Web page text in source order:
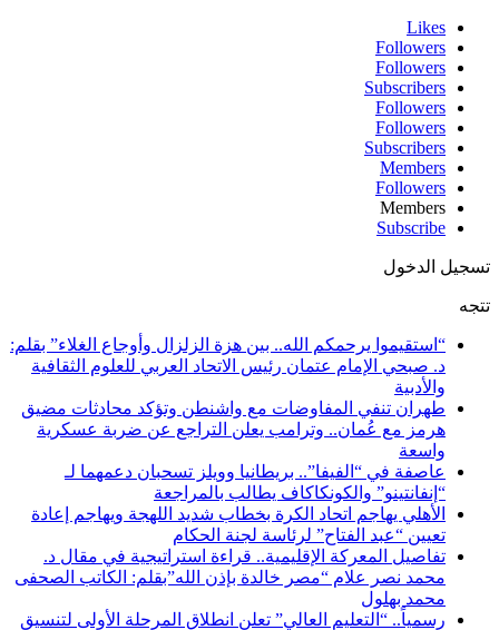
Likes
Followers
Followers
Subscribers
Followers
Followers
Subscribers
Members
Followers
Members
Subscribe
تسجيل الدخول
تتجه
“استقيموا يرحمكم الله.. بين هزة الزلزال وأوجاع الغلاء” بقلم:
د. صبحي الإمام عتمان رئيس الاتحاد العربي للعلوم الثقافية
والأدبية
طهران تنفي المفاوضات مع واشنطن وتؤكد محادثات مضيق
هرمز مع عُمان.. وترامب يعلن التراجع عن ضربة عسكرية
واسعة
عاصفة في “الفيفا”.. بريطانيا وويلز تسحبان دعمهما لـ
“إنفانتينو” والكونكاكاف يطالب بالمراجعة
الأهلي يهاجم اتحاد الكرة بخطاب شديد اللهجة ويهاجم إعادة
تعيين “عبد الفتاح” لرئاسة لجنة الحكام
تفاصيل المعركة الإقليمية.. قراءة استراتيجية في مقال د.
محمد نصر علام “مصر خالدة بإذن الله”بقلم: الكاتب الصحفى
محمد بهلول
رسمياً.. “التعليم العالي” تعلن انطلاق المرحلة الأولى لتنسيق